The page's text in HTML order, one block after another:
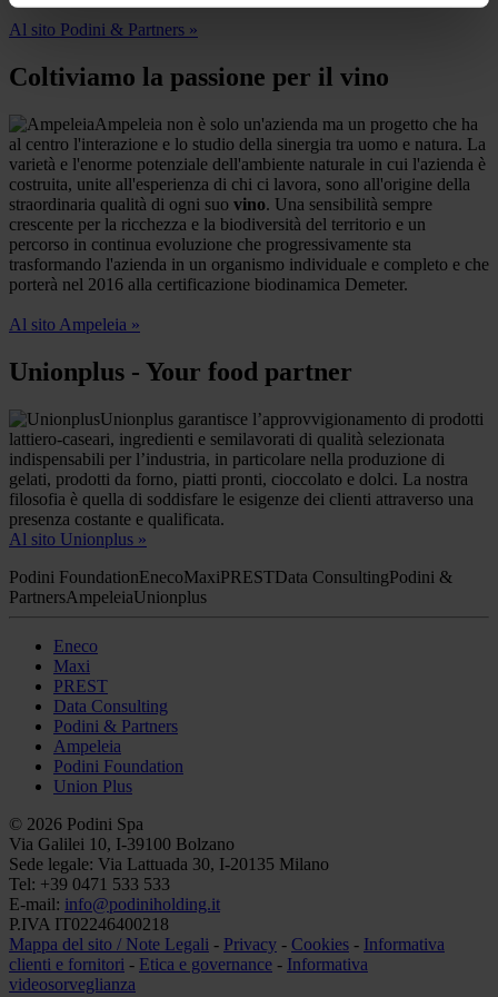
Al sito Podini & Partners »
Coltiviamo la passione per il vino
Ampeleia non è solo un'azienda ma un progetto che ha
al centro l'interazione e lo studio della sinergia tra uomo e natura. La
varietà e l'enorme potenziale dell'ambiente naturale in cui l'azienda è
costruita, unite all'esperienza di chi ci lavora, sono all'origine della
straordinaria qualità di ogni suo vino. Una sensibilità sempre
crescente per la ricchezza e la biodiversità del territorio e un
percorso in continua evoluzione che progressivamente sta
trasformando l'azienda in un organismo individuale e completo e che
porterà nel 2016 alla certificazione biodinamica Demeter.
Al sito Ampeleia »
Unionplus - Your food partner
Unionplus garantisce l’approvvigionamento di prodotti
lattiero-caseari, ingredienti e semilavorati di qualità selezionata
indispensabili per l’industria, in particolare nella produzione di
gelati, prodotti da forno, piatti pronti, cioccolato e dolci. La nostra
filosofia è quella di soddisfare le esigenze dei clienti attraverso una
presenza costante e qualificata.
Al sito Unionplus »
Podini FoundationEnecoMaxiPRESTData ConsultingPodini &
PartnersAmpeleiaUnionplus
Eneco
Maxi
PREST
Data Consulting
Podini & Partners
Ampeleia
Podini Foundation
Union Plus
© 2026 Podini Spa
Via Galilei 10, I-39100 Bolzano
Sede legale: Via Lattuada 30, I-20135 Milano
Tel: +39 0471 533 533
E-mail: info@podiniholding.it
P.IVA IT02246400218
Mappa del sito / Note Legali - Privacy - Cookies - Informativa
clienti e fornitori - Etica e governance - Informativa
videosorveglianza